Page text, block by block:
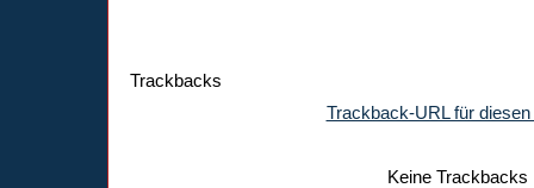
Trackbacks
Trackback-URL für diesen
Keine Trackbacks